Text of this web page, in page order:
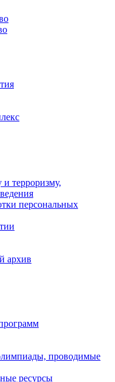
терроризму,
персональных
архив
проводимые
ресурсы